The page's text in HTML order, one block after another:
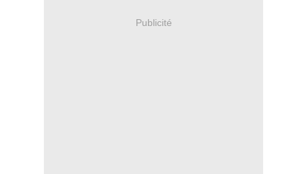
Publicité